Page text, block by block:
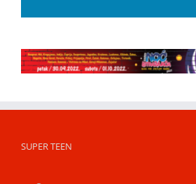
SUPER TEEN